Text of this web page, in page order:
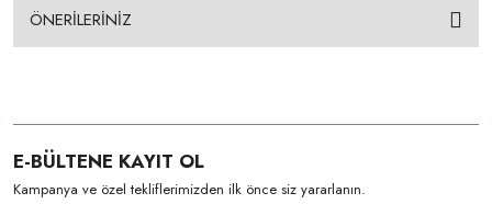
ÖNERİLERİNİZ
E-BÜLTENE KAYIT OL
Kampanya ve özel tekliflerimizden ilk önce siz yararlanın.